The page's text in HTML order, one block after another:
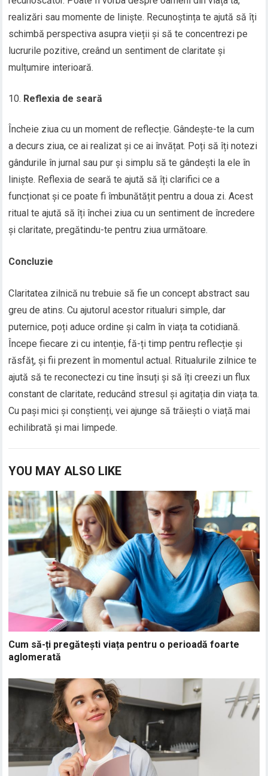
realizări sau momente de liniște. Recunoștința te ajută să îți
schimbă perspectiva asupra vieții și să te concentrezi pe
lucrurile pozitive, creând un sentiment de claritate și
mulțumire interioară.
Reflexia de seară
Încheie ziua cu un moment de reflecție. Gândește-te la cum
a decurs ziua, ce ai realizat și ce ai învățat. Poți să îți notezi
gândurile în jurnal sau pur și simplu să te gândești la ele în
liniște. Reflexia de seară te ajută să îți clarifici ce a
funcționat și ce poate fi îmbunătățit pentru a doua zi. Acest
ritual te ajută să îți închei ziua cu un sentiment de încredere
și claritate, pregătindu-te pentru ziua următoare.
Concluzie
Claritatea zilnică nu trebuie să fie un concept abstract sau
greu de atins. Cu ajutorul acestor ritualuri simple, dar
puternice, poți aduce ordine și calm în viața ta cotidiană.
Începe fiecare zi cu intenție, fă-ți timp pentru reflecție și
răsfăț, și fii prezent în momentul actual. Ritualurile zilnice te
ajută să te reconectezi cu tine însuți și să îți creezi un flux
constant de claritate, reducând stresul și agitația din viața ta.
Cu pași mici și conștienți, vei ajunge să trăiești o viață mai
echilibrată și mai limpede.
YOU MAY ALSO LIKE
Cum să-ți pregătești viața pentru o perioadă foarte
aglomerată